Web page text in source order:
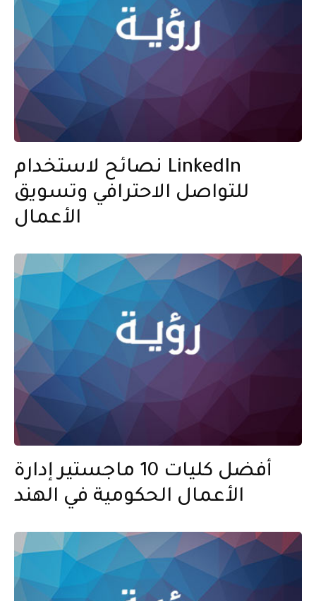
نصائح لاستخدام LinkedIn
للتواصل الاحترافي وتسويق
الأعمال
أفضل كليات 10 ماجستير إدارة
الأعمال الحكومية في الهند